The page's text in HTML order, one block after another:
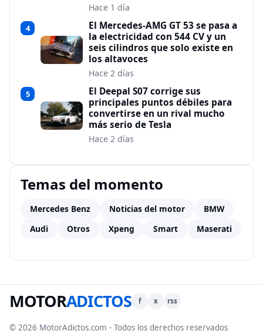
Hace 1 día
4
El Mercedes-AMG GT 53 se pasa a
la electricidad con 544 CV y un
seis cilindros que solo existe en
los altavoces
Hace 2 días
5
El Deepal S07 corrige sus
principales puntos débiles para
convertirse en un rival mucho
más serio de Tesla
Hace 2 días
Temas del momento
Mercedes Benz Noticias del motor
BMW
Audi
Otros Xpeng Smart Maserati
MOTORADICTOS f x rss
© 2026 MotorAdictos.com - Todos los derechos reservados